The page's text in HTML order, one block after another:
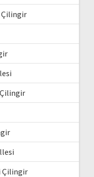
Çilingir
Çilingir